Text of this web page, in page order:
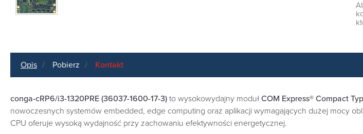
Opis Pobierz Kontakt
conga-cRP6/i3-1320PRE (36037-1600-17-3) to wysokowydajny modułCOM Express® Compact
nowoczesnych systemów embedded, edge computing oraz aplikacji wymagających dużej mocy
CPU oferuje wysoką wydajność przy zachowaniu efektywności energetycznej.